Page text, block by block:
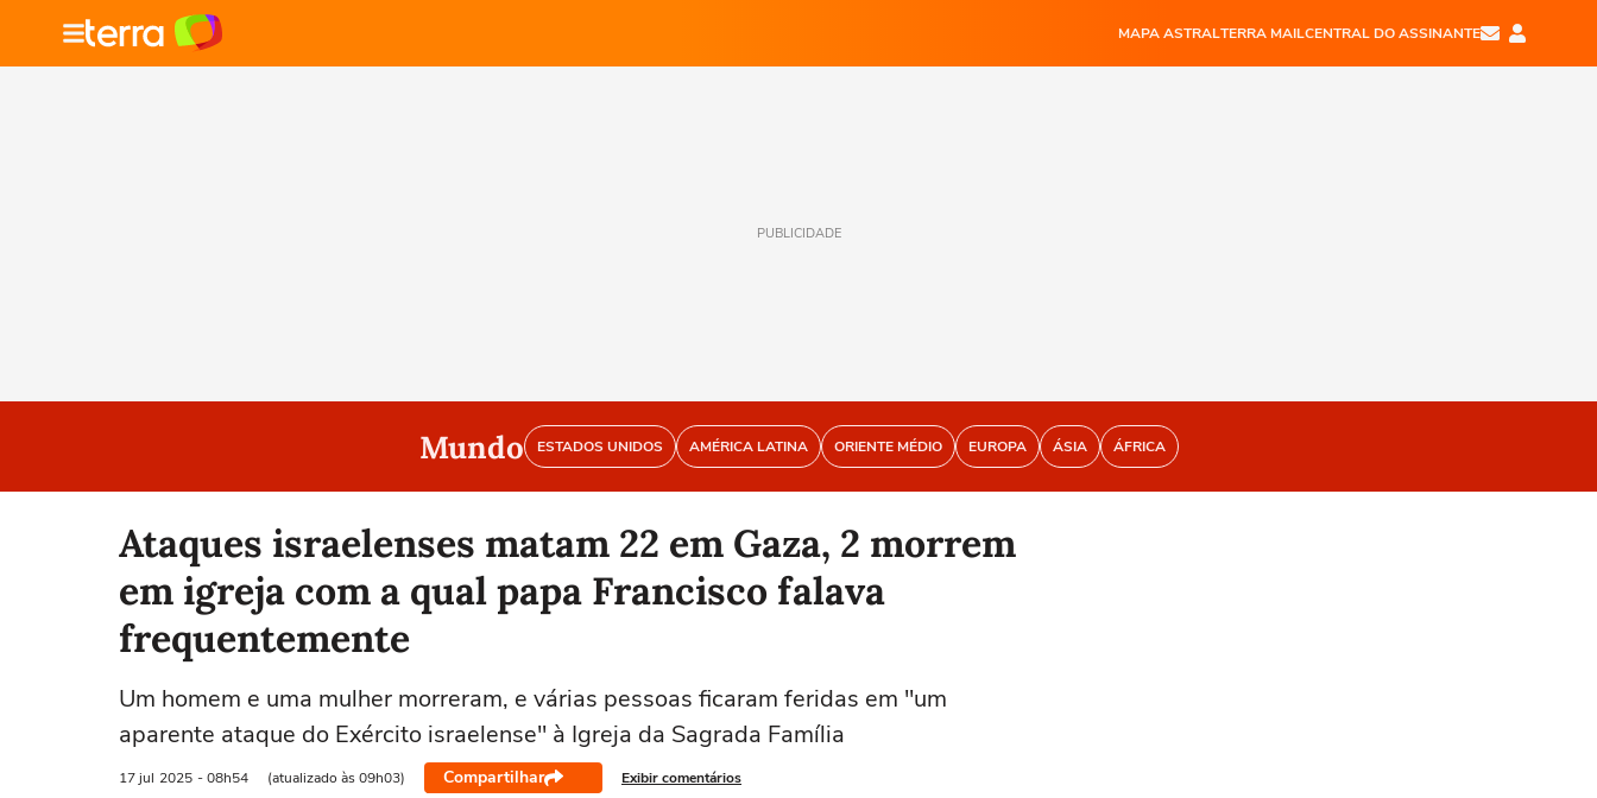
MAPA ASTRALTERRA MAILCENTRAL DO ASSINANTE
PUBLICIDADE
Mundo ESTADOS UNIDOS AMÉRICA LATINA ORIENTE MÉDIO EUROPA ÁSIA ÁFRICA
Ataques israelenses matam 22 em Gaza, 2 morrem
em igreja com a qual papa Francisco falava
frequentemente
Um homem e uma mulher morreram, e várias pessoas ficaram feridas em "um
aparente ataque do Exército israelense" à Igreja da Sagrada Família
17 jul 2025 - 08h54 (atualizado às 09h03) Compartilhar Exibir comentários